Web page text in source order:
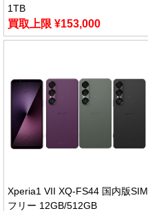
1TB
買取上限 ¥153,000
Xperia1 VII XQ-FS44 国内版SIM
フリー 12GB/512GB